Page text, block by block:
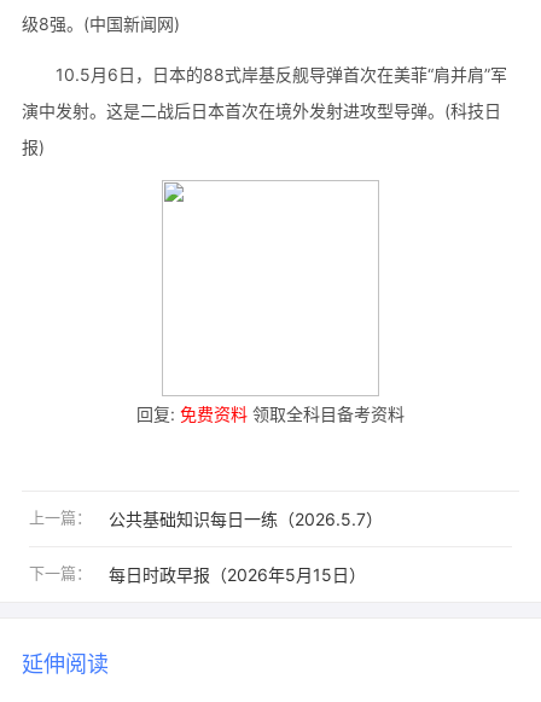
级8强。(中国新闻网)
10.5月6日，日本的88式岸基反舰导弹首次在美菲“肩并肩”军
演中发射。这是二战后日本首次在境外发射进攻型导弹。(科技日
报)
回复: 免费资料 领取全科目备考资料
上一篇： 公共基础知识每日一练（2026.5.7）
下一篇： 每日时政早报（2026年5月15日）
延伸阅读